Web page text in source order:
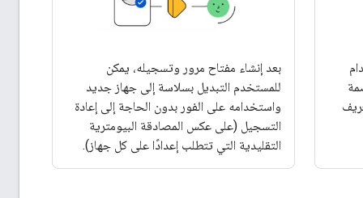
بعد إنشاء مفتاح مرور وتسجيله، يمكن
للمستخدم التبديل بسلاسة إلى جهاز جديد
واستخدامه على الفور بدون الحاجة إلى إعادة
التسجيل (على عكس المصادقة البيومترية
التقليدية التي تتطلب إعدادًا على كل جهاز).